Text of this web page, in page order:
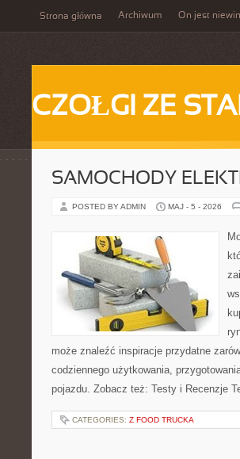
Strona główna Archiwum On jest
CZOŁGI ZE
SAMOCHODY
POSTED BY ADMIN MAJ - 5 - 2026
może znaleźć inspiracje przydatne
codziennego użytkowania,
pojazdu. Zobacz też: Testy i Recenzje
CATEGORIES: Z FOOD TRUCKA